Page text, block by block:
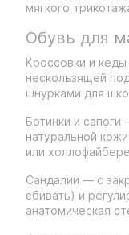
мягкого
Обувь для
Кроссовки и
нескользящей
шнурками для
Ботинки и
натуральной
или
Сандалии — с
сбивать) и
анатомическая